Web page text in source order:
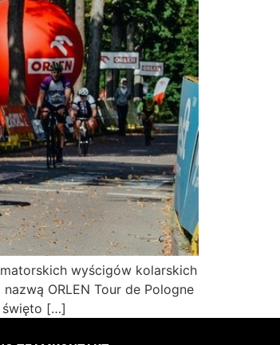
wyścigów kolarskich
ORLEN Tour de Pologne
święto […]